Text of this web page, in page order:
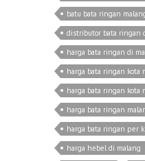
batu bata ringan
distributor bata ringan
harga bata ringan di
harga bata ringan kota
harga bata ringan kota
harga bata ringan
harga bata ringan per
harga hebel di malang